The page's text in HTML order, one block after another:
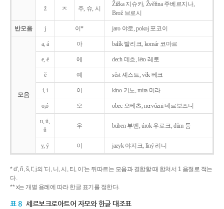
ž ㅈ 주, 슈, 시
Žižka 지슈카, Žvěřina 주베르지나,
Brož 브로시
반모음 j 이* jaro 야로, pokoj 포코이
모음
a, á 아 balík 발리크, komár 코마르
e, é 에 dech 데흐, léto 레토
ě 예 sěst 셰스트, věk 베크
i, í 이 kino 키노, míra 미라
o,ó 오 obec 오베츠, nervózni 네르보즈니
u, ú,
ů
우 buben 부벤, úrok 우로크, dům 둠
y, ý 이 jazyk야지크, líný 리니
* d', ň, š, t', j의 '디, 니, 시, 티, 이'는 뒤따르는 모음과 결합할 때 합쳐서 1 음절로 적는
다.
** x는 개별 용례에 따라 한글 표기를 정한다.
표 8 세르보크로아트어 자모와 한글 대조표